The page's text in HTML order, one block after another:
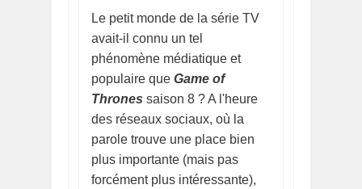
Le petit monde de la série TV
avait-il connu un tel
phénomène médiatique et
populaire que Game of
Thrones saison 8 ? A l'heure
des réseaux sociaux, où la
parole trouve une place bien
plus importante (mais pas
forcément plus intéressante),